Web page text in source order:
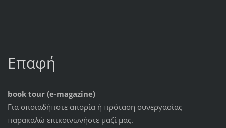
Επαφή
book tour (e-magazine)
Για οποιαδήποτε απορία ή πρόταση συνεργασίας
παρακαλώ επικοινωνήστε μαζί μας.